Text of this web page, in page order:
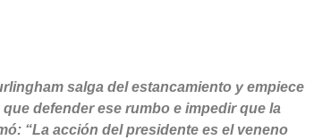
salga del estancamiento y empiece
defender ese rumbo e impedir que la
“La acción del presidente es el veneno